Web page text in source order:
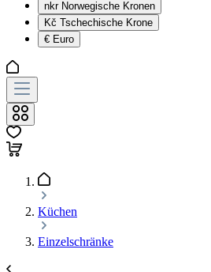
nkr Norwegische Kronen
Kč Tschechische Krone
€ Euro
Küchen
Einzelschränke